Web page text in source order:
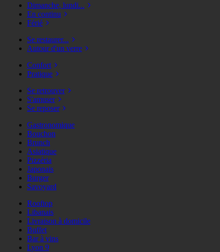
Dimanche, lundi...
En continu
Férié
Se restaurer...
Autour d'un verre
Confort
Pratique
Se retrouver
S'amuser
Se reposer
Gastronomique
Bouchon
Brunch
Asiatique
Pizzéria
Japonais
Burger
Savoyard
Rooftop
Libanais
Livraison à domicile
Buffet
Bar à vins
Lyon 9